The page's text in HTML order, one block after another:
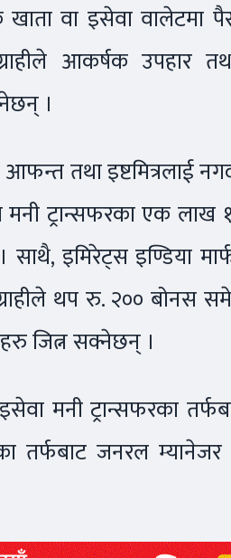
वा इसेवा वालेटमा
आकर्षक उपहार
।
तथा इष्टमित्रलाई
ट्रान्सफरका एक लाख
। साथै, इमिरेट्स इण्डिया
थप रु. २००
जित्न सक्नेछन् ।
इसेवा मनी ट्रान्सफरका
तर्फबाट जनरल म्यानेजर